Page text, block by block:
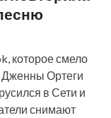
которое смело
Дженны Ортеги
в Сети и
снимают